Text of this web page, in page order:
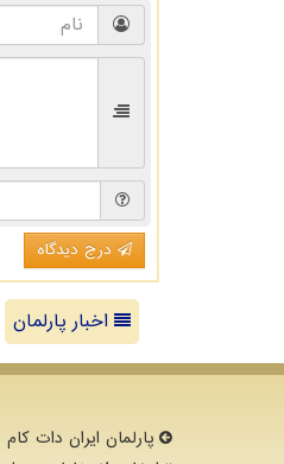
درج دیدگاه
اخبار پارلمان
پارلمان ایران دات كام